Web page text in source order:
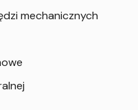
mechanicznych